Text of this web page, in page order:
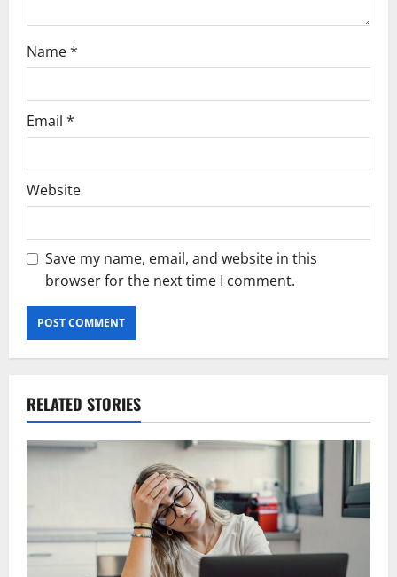
Name*
Email *
Website
Save my name, email, and website in this
browser for the next time I comment.
RELATED STORIES